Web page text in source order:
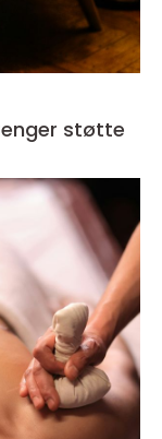
trenger støtte